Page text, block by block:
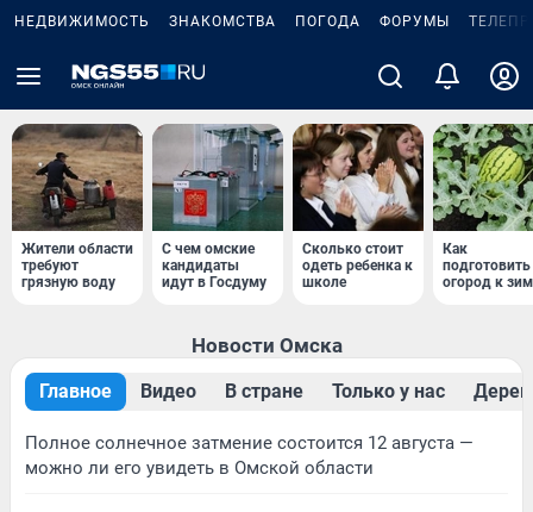
НЕДВИЖИМОСТЬ ЗНАКОМСТВА ПОГОДА ФОРУМЫ
Жители области
требуют
грязную воду
С чем омские
кандидаты
идут в Госдуму
Сколько стоит
одеть ребенка к
школе
Как
подготовить
огород к
Новости Омска
Главное Видео В стране Только у нас
Полное солнечное затмение состоится 12 августа —
можно ли его увидеть в Омской области